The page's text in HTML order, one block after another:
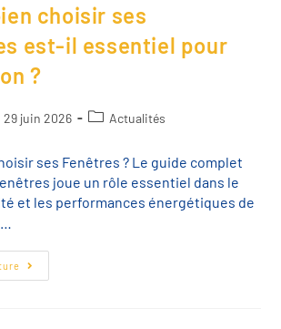
choisir ses
est-il essentiel pour
?
29 juin 2026 Actualités
ses Fenêtres ? Le guide complet
joue un rôle essentiel dans le
et les performances énergétiques de